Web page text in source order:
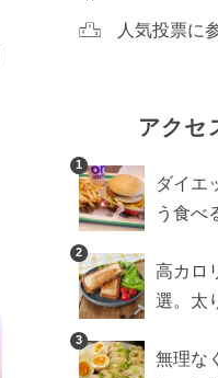
人気投票に
アクセ
1
ダイエ
う食べ
2
高カロ
選。太
3
無理な